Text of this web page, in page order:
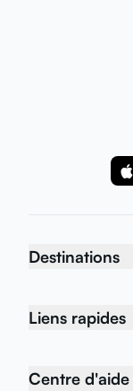
Destinations
Liens rapides
Centre d'aide